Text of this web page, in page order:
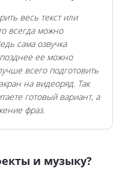
весь текст или
всегда можно
сама озвучка
ее можно
всего подготовить
на видеоряд. Так
готовый вариант, а
фраз.
и музыку?